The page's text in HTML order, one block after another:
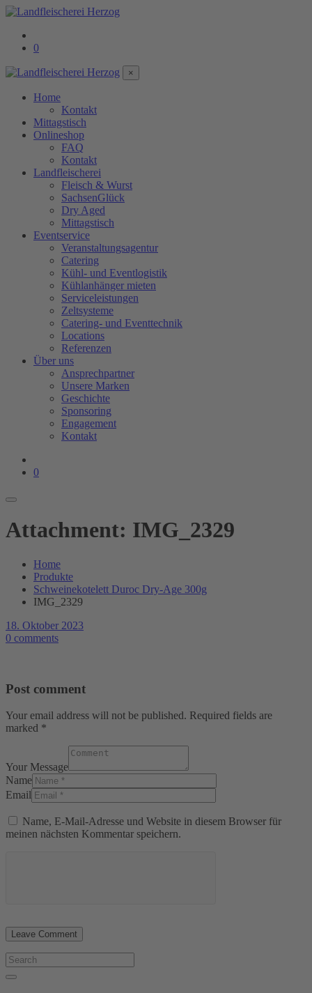
0
×
Home
Kontakt
Mittagstisch
Onlineshop
FAQ
Kontakt
Landfleischerei
Fleisch & Wurst
SachsenGlück
Dry Aged
Mittagstisch
Eventservice
Veranstaltungsagentur
Catering
Kühl- und Eventlogistik
Kühlanhänger mieten
Serviceleistungen
Zeltsysteme
Catering- und Eventtechnik
Locations
Referenzen
Über uns
Ansprechpartner
Unsere Marken
Geschichte
Sponsoring
Engagement
Kontakt
0
Attachment: IMG_2329
Home
Produkte
Schweinekotelett Duroc Dry-Age 300g
IMG_2329
18. Oktober 2023
0 comments
Post comment
Your email address will not be published. Required fields are
marked *
Your Message
Name
Email
Name, E-Mail-Adresse und Website in diesem Browser für
meinen nächsten Kommentar speichern.